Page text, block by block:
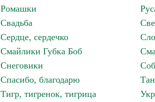
Ромашки
Свадьба
Сердце, сердечко
Смайлики Губка Боб
Снеговики
Спасибо, благодарю
Тигр, тигренок, тигрица